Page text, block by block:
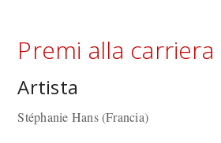
Premi alla carriera
Artista
Stéphanie Hans (Francia)